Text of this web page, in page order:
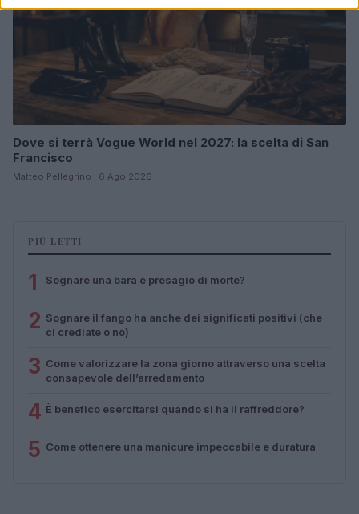
Dove si terrà Vogue World nel 2027: la scelta di San
Francisco
Matteo Pellegrino · 6 Ago 2026
PIÙ LETTI
1 Sognare una bara è presagio di morte?
2 Sognare il fango ha anche dei significati positivi (che
ci crediate o no)
3 Come valorizzare la zona giorno attraverso una scelta
consapevole dell’arredamento
4 È benefico esercitarsi quando si ha il raffreddore?
5 Come ottenere una manicure impeccabile e duratura